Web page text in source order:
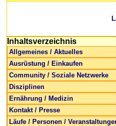
Inhaltsverzeichnis
Allgemeines / Aktuelles
Ausrüstung / Einkaufen
Community / Soziale Netzwerke
Disziplinen
Ernährung / Medizin
Kontakt / Presse
Läufe / Personen /